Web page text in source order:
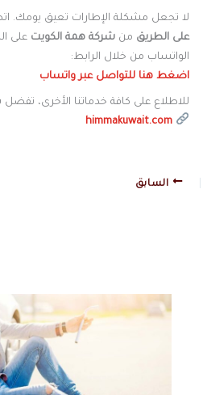
لا تجعل مشكلة الإطارات تعيق يومك.
على الطريق منشركة همة الكويت على
الواتساب من خلال الرابط:
اضغط هنا للتواصل عبر واتساب
للاطلاع على كافة خدماتنا الأخرى، تفضل
himmakuwait.com
السابق